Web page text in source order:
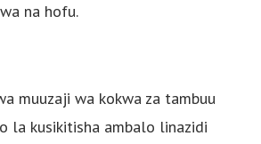
na hofu.
muuzaji wa kokwa za tambuu
la kusikitisha ambalo linazidi